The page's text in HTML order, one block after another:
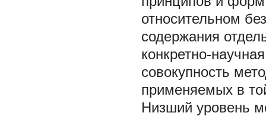
относительном
содержания
конкретно-
совокупность
применяемых в
Низший уровень